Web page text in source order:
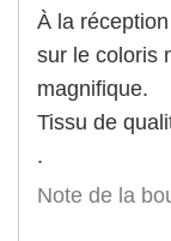
À la
sur le coloris
magnifique.
Tissu de
.
Note de la